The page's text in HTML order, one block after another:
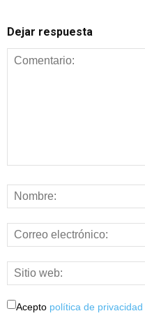
Dejar respuesta
Acepto política de privacidad